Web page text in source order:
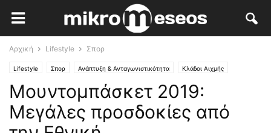
Αρχική Lifestyle Σπορ
Lifestyle Σπορ Ανάπτυξη & Ανταγωνιστικότητα Κλάδοι Αιχμής
Ειδήσεις-Επικαιρότητα
Μουντομπάσκετ 2019:
Μεγάλες προσδοκίες από